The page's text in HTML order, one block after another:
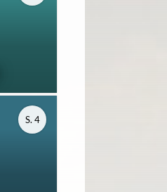
S. 4